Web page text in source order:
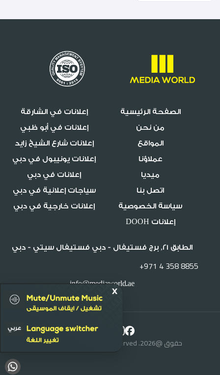
الصفحة الرئيسية
إعلانات في الشارقة
من نحن
إعلانات في أبو ظبي
المواقع
إعلانات شارع الشيخ زايد
عملاؤنا
إعلانات يونيبول في دبي
ميديا
إعلانات في دبي
اتصل بنا
سياجات إعلانية في دبي
سياسة الخصوصية
إعلانات خارجية في دبي
إعلانات DOOH
الطابق 21, برج فستيفال - دبي فستيفال سيتي - دبي
+971 4 358 8855
info@mediaworld.ae
حقوق @2026. Media World, All Rights Reserved.